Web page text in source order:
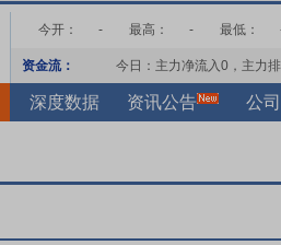
今开： - 最高： - 最低：
资金流： 今日：主力净流入0 ，主力
深度数据 资讯公告 公